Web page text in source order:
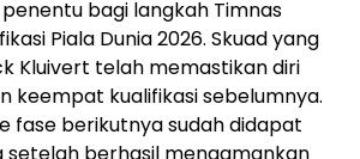
bagi langkah Timnas
Piala Dunia 2026. Skuad yang
Kluivert telah memastikan diri
keempat kualifikasi sebelumnya.
fase berikutnya sudah didapat